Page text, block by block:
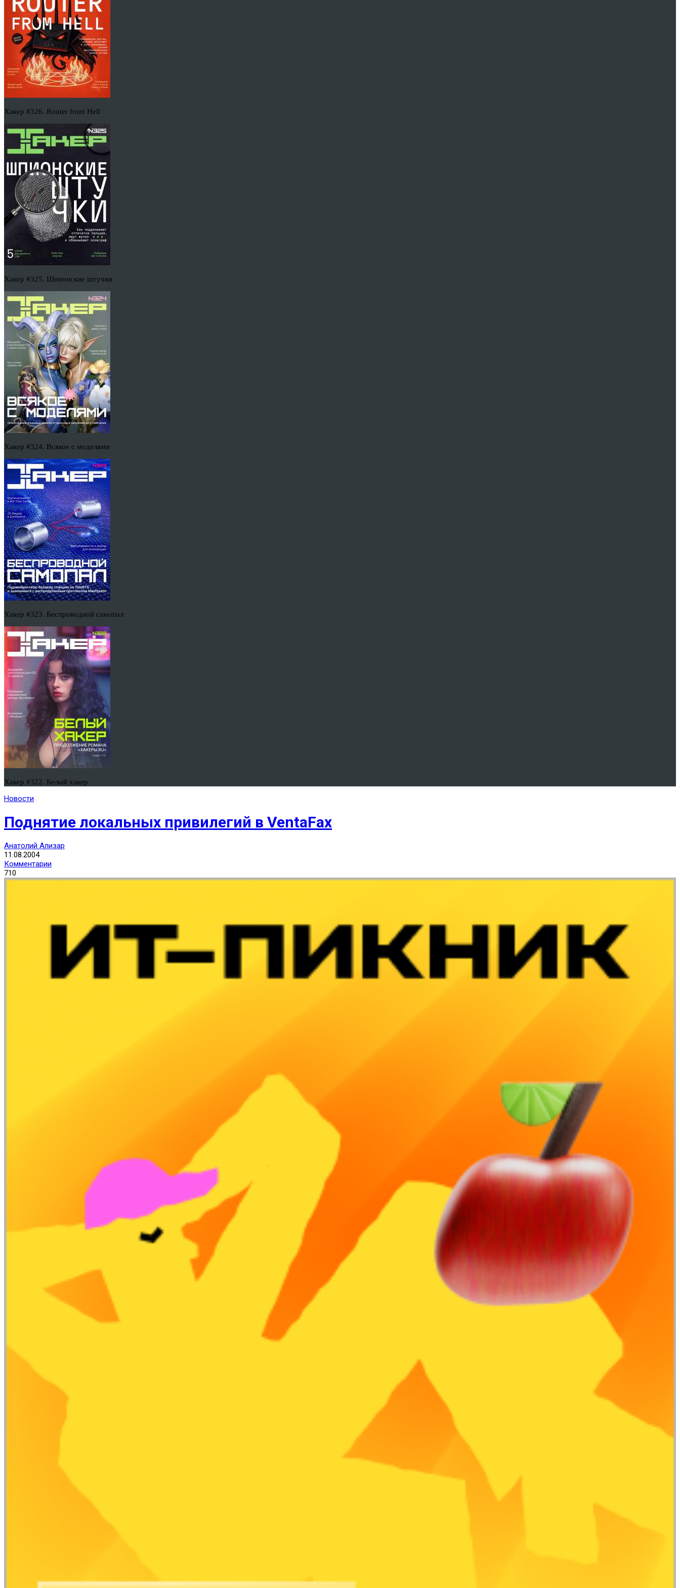
Хакер #326. Router from Hell
Хакер #325. Шпионские штучки
Хакер #324. Всякое с моделями
Хакер #323. Беспроводной самопал
Хакер #322. Белый хакер
Новости
Поднятие локальных привилегий в VentaFax
Анатолий Ализар
11.08.2004
Комментарии
710